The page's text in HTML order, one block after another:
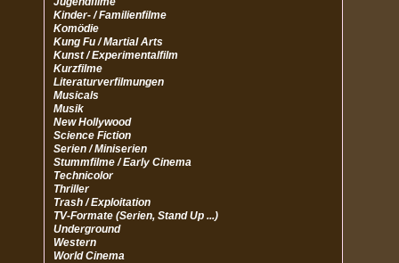
Kinder- / Familienfilme
Komödie
Kung Fu / Martial Arts
Kunst / Experimentalfilm
Kurzfilme
Literaturverfilmungen
Musicals
Musik
New Hollywood
Science Fiction
Serien / Miniserien
Stummfilme / Early Cinema
Technicolor
Thriller
Trash / Exploitation
TV-Formate (Serien, Stand Up ...)
Underground
Western
World Cinema